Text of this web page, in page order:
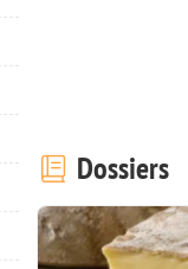
Dossiers